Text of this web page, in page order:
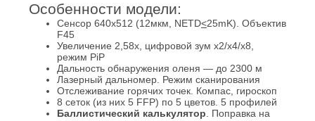
Особенности модели:
Сенсор 640x512 (12мкм, NETD<25mK). Объектив
F45
Увеличение 2,58x, цифровой зум x2/x4/x8,
режим PiP
Дальность обнаружения оленя — до 2300 м
Лазерный дальномер. Режим сканирования
Отслеживание горячих точек. Компас, гироскоп
8 сеток (из них 5 FFP) по 5 цветов. 5 профилей
Баллистический калькулятор . Поправка на